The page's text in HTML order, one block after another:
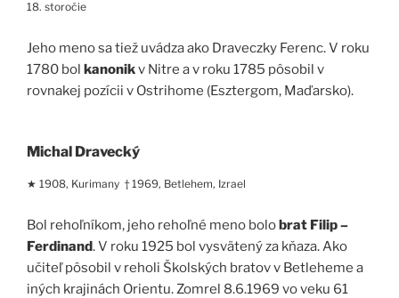
18. storočie
Jeho meno sa tiež uvádza ako Draveczky Ferenc. V roku
1780 bol kanonikv Nitre a v roku 1785 pôsobil v
rovnakej pozícii v Ostrihome (Esztergom, Maďarsko).
Michal Dravecký
★ 1908, Kurimany † 1969, Betlehem, Izrael
Bol rehoľníkom, jeho rehoľné meno bolobrat Filip –
Ferdinand. V roku 1925 bol vysvätený za kňaza. Ako
učiteľ pôsobil v reholi Školských bratov v Betleheme a
iných krajinách Orientu. Zomrel 8.6.1969 vo veku 61